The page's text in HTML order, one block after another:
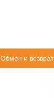
Обмен и возврат